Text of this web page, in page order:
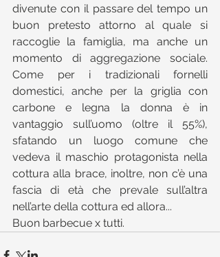
divenute con il passare del tempo un
buon pretesto attorno al quale si
raccoglie la famiglia, ma anche un
momento di aggregazione sociale.
Come per i tradizionali fornelli
domestici, anche per la griglia con
carbone e legna la donna è in
vantaggio sull’uomo (oltre il 55%),
sfatando un luogo comune che
vedeva il maschio protagonista nella
cottura alla brace, inoltre, non c’è una
fascia di età che prevale sull’altra
nell’arte della cottura ed allora...
Buon barbecue x tutti.